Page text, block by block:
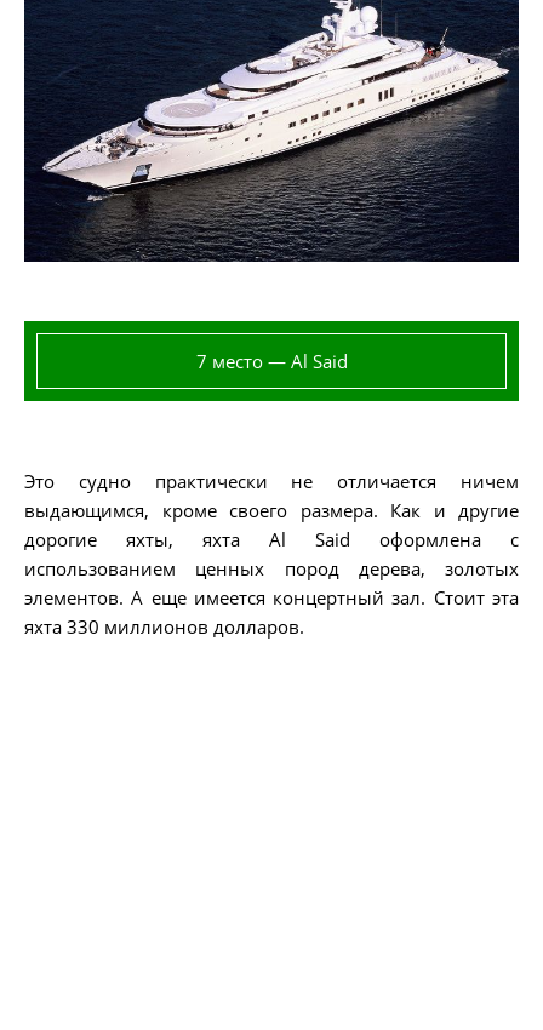
7 место — Al Said
Это судно практически не отличается ничем
выдающимся, кроме своего размера. Как и другие
дорогие яхты, яхта Al Said оформлена с
использованием ценных пород дерева, золотых
элементов. А еще имеется концертный зал. Стоит эта
яхта 330 миллионов долларов.